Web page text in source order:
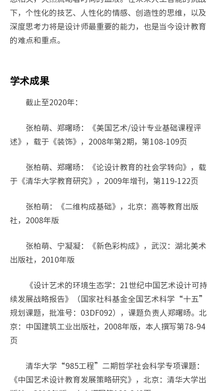
下，个性化的技艺、人性化的情感、创造性的思维，以及
深度思考力将是设计师最重要的能力，也是当今设计教育
的难点和重点。
学术成果
截止至2020年：
张柏萌、郑曙旸：《美国艺术/设计专业基础课程评
述》，载于《装饰》，2008年第2期，第108-109页
张柏萌、郑曙旸：《论设计教育的社会学转向》，载
于《清华大学教育研究》，2009年增刊，第119-122页
张柏萌：《二维构成基础》，北京：高等教育出版
社，2008年版
张柏萌、宁凝凝：《新色彩构成》，武汉：湖北美术
出版社，2010年版
《设计艺术的环境生态学：21世纪中国艺术设计可持
续发展战略报告》（国家社科基金全国艺术科学“十五”
规划课题，批准号：03DF092），课题负责人郑曙旸。北
京：中国建筑工业出版社，2008年版，本人撰写第78-94
页
清华大学“985工程”二期哲学社会科学专项课题：
《中国艺术设计教育发展策略研究》，北京：清华大学出